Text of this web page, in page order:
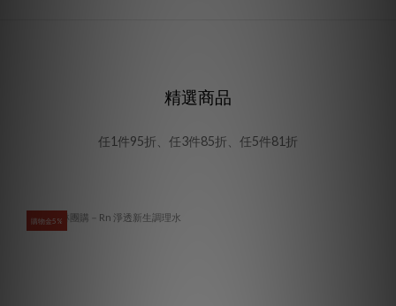
精選商品
任1件95折、任3件85折、任5件81折
購物金5%